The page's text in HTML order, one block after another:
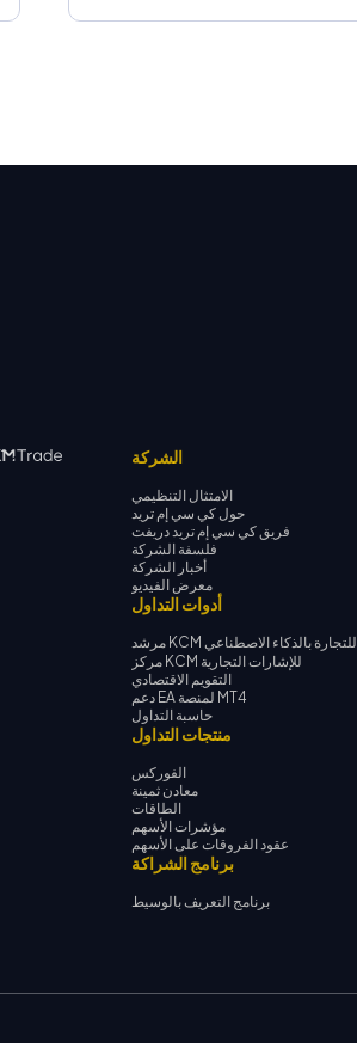
الشركة
الامتثال التنظيمي
حول كي سي إم تريد
فريق كي سي إم تريد دريفت
فلسفة الشركة
أخبار الشركة
معرض الفيديو
أدوات التداول
مرشد KCM للتجارة بالذكاء الاصطناعي
مركز KCM للإشارات التجارية
التقويم الاقتصادي
دعم EA لمنصة MT4
حاسبة التداول
منتجات التداول
الفوركس
معادن ثمينة
الطاقات
مؤشرات الأسهم
عقود الفروقات على الأسهم
برنامج الشراكة
برنامج التعريف بالوسيط